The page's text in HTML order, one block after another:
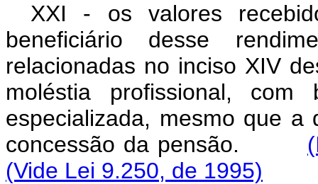
XXI - os valores
beneficiário desse
relacionadas no inciso XIV
moléstia profissional,
especializada, mesmo que
concessão da pensão.
(Vide Lei 9.250, de 1995)